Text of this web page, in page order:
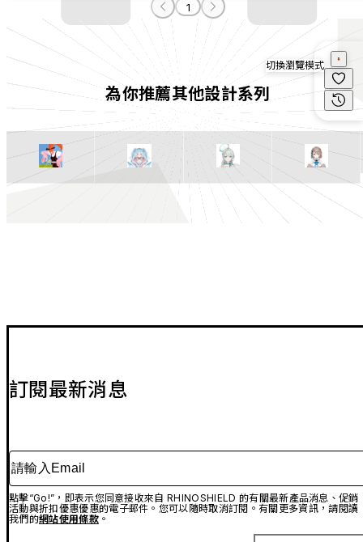
1
為你推薦其他設計系列
切換瀏覽模式
訂閱最新消息
請輸入Email
點擊“Go!”，即表示您同意接收來自 RHINOSHIELD 的有關最新產品消息、促銷
活動與折扣優惠優惠的電子郵件。您可以隨時取消訂閱。有關更多資訊，請閱讀
我們的網站使用條款。